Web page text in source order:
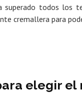
superado todos los
cremallera para
elegir